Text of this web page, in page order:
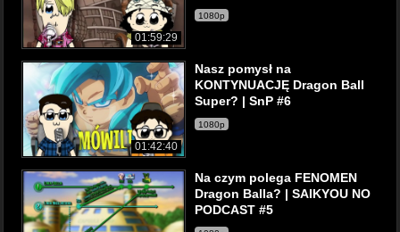
01:59:29
1080p
01:42:40
Nasz pomysł na
KONTYNUACJĘ Dragon Ball
Super? | SnP #6
1080p
Na czym polega FENOMEN
Dragon Balla? | SAIKYOU NO
PODCAST #5